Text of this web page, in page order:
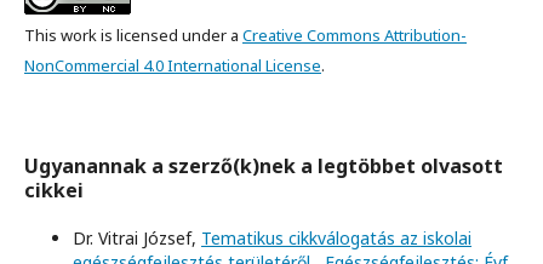
This work is licensed under a Creative Commons Attribution-
NonCommercial 4.0 International License.
Ugyanannak a szerző(k)nek a legtöbbet olvasott
cikkei
Dr. Vitrai József, Tematikus cikkválogatás az iskolai